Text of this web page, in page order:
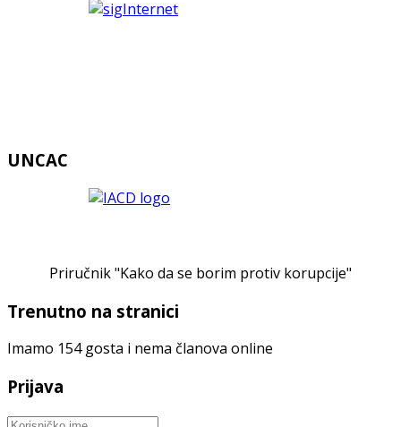
UNCAC
Priručnik "Kako da se borim protiv korupcije"
Trenutno na stranici
Imamo 154 gosta i nema članova online
Prijava